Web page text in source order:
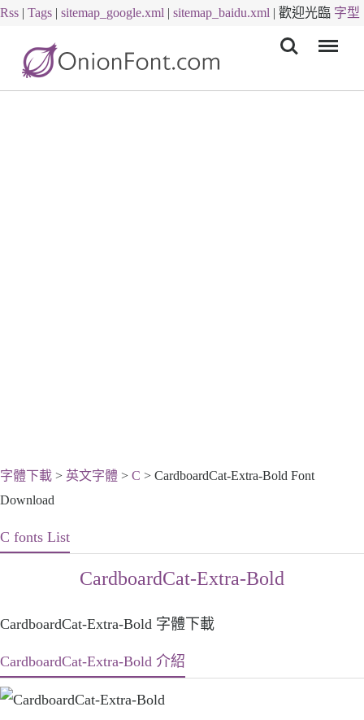
Rss | Tags | sitemap_google.xml | sitemap_baidu.xml | 歡迎光臨 字型
字體下載 > 英文字體 > C > CardboardCat-Extra-Bold Font
Download
C fonts List
CardboardCat-Extra-Bold
CardboardCat-Extra-Bold 字體下載
CardboardCat-Extra-Bold 介紹